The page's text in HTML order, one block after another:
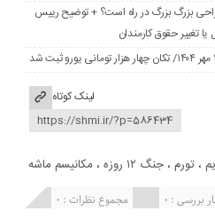
بزرگ بزرگ در راه است؟ + توضیح رییس
تغییر حقوق کارمندان
لینک کوتاه
،تورم ،جنگ ۱۲ روزه ، مکانیسم ماشه
مجموع نظرات : 0 بررسی : 0